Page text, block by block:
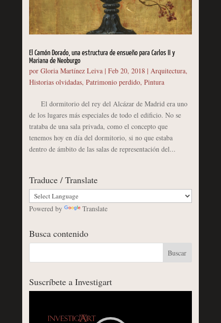
El Camón Dorado, una estructura de ensueño para Carlos II y
Mariana de Neoburgo
por Gloria Martínez Leiva| Feb 20, 2018| Arquitectura,
Historias olvidadas, Patrimonio perdido, Pintura
El dormitorio del rey del Alcázar de Madrid era uno
de los lugares más especiales de todo el edificio. No se
trataba de una sala privada, como el concepto que
tenemos hoy en día del dormitorio, si no que estaba
dentro de ámbito de las salas de representación del...
Traduce / Translate
Powered by Translate
Busca contenido
Suscríbete a Investigart